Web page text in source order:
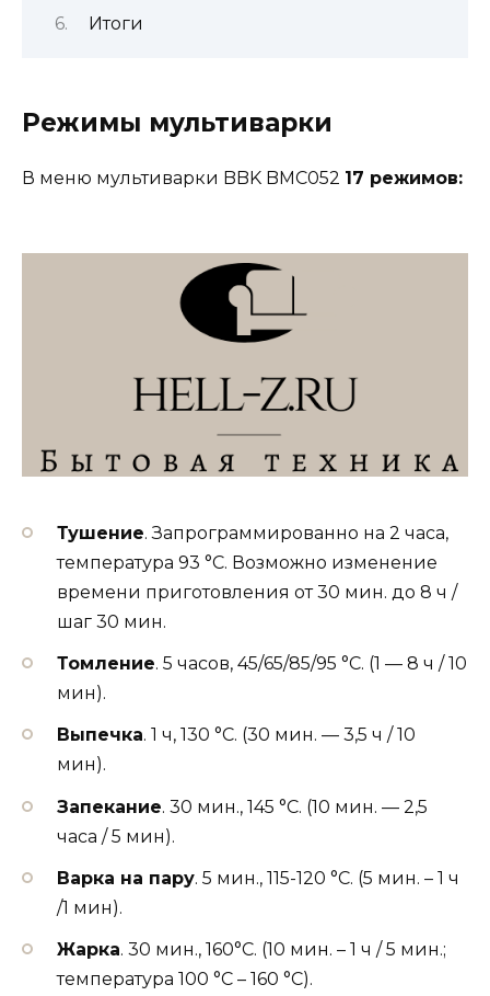
Итоги
Режимы мультиварки
В меню мультиварки BBK BMC052 17 режимов:
Тушение. Запрограммированно на 2 часа,
температура 93 °С. Возможно изменение
времени приготовления от 30 мин. до 8 ч /
шаг 30 мин.
Томление. 5 часов, 45/65/85/95 °С. (1 — 8 ч / 10
мин).
Выпечка. 1 ч, 130 °С. (30 мин. — 3,5 ч / 10
мин).
Запекание. 30 мин., 145 °С. (10 мин. — 2,5
часа / 5 мин).
Варка на пару. 5 мин., 115-120 °С. (5 мин. – 1 ч
/1 мин).
Жарка. 30 мин., 160°С. (10 мин. – 1 ч / 5 мин.;
температура 100 °С – 160 °С).